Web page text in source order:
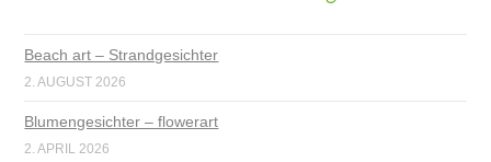
Beach art – Strandgesichter
2. AUGUST 2026
Blumengesichter – flowerart
2. APRIL 2026